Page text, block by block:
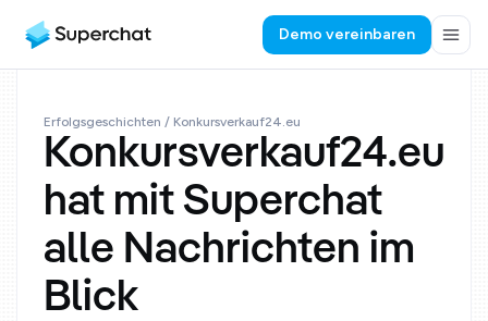
Demo vereinbaren
Erfolgsgeschichten / Konkursverkauf24.eu
Konkursverkauf24.eu
hat mit Superchat
alle Nachrichten im
Blick